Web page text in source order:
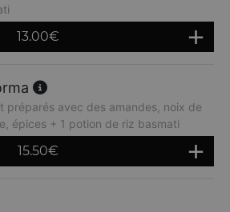
13.00€
préparés avec des amandes, noix de
épices + 1 potion de riz basmati
15.50€